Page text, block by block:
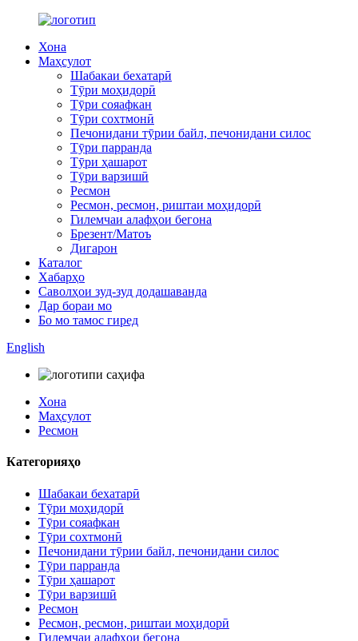
Хона
Маҳсулот
Шабакаи бехатарӣ
Тӯри моҳидорӣ
Тӯри сояафкан
Тӯри сохтмонӣ
Печонидани тӯрии байл, печонидани силос
Тӯри парранда
Тӯри ҳашарот
Тӯри варзишӣ
Ресмон
Ресмон, ресмон, риштаи моҳидорӣ
Гилемчаи алафҳои бегона
Брезент/Матоъ
Дигарон
Каталог
Хабарҳо
Саволҳои зуд-зуд додашаванда
Дар бораи мо
Бо мо тамос гиред
English
Хона
Маҳсулот
Ресмон
Категорияҳо
Шабакаи бехатарӣ
Тӯри моҳидорӣ
Тӯри сояафкан
Тӯри сохтмонӣ
Печонидани тӯрии байл, печонидани силос
Тӯри парранда
Тӯри ҳашарот
Тӯри варзишӣ
Ресмон
Ресмон, ресмон, риштаи моҳидорӣ
Гилемчаи алафҳои бегона